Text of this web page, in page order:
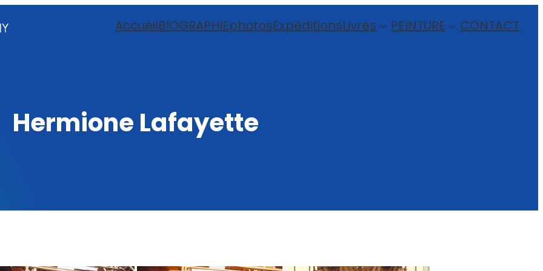
AccueilBIOGRAPHIEphotosExpéditionsLivres PEINTURE CONTACT
Hermione Lafayette